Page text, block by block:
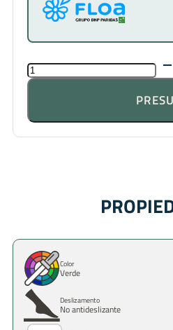
KAILUA
VERDE
Color
Verde
Deslizamento
No antideslizante